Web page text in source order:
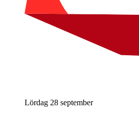
Lördag 28 september